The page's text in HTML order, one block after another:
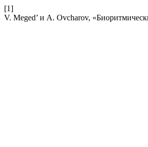
[1]
V. Meged’ и A. Ovcharov,